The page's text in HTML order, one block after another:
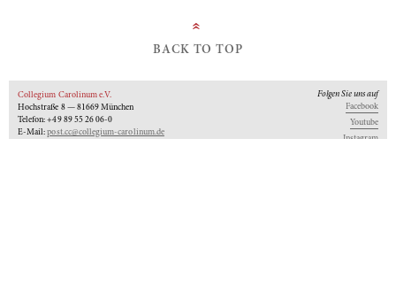
»
BACK TO TOP
Collegium Carolinum e.V.
Hochstraße 8 — 81669 München
Telefon: +49 89 55 26 06-0
E-Mail:post.cc@collegium-carolinum.de
Folgen Sie uns auf
Facebook
Youtube
Instagram